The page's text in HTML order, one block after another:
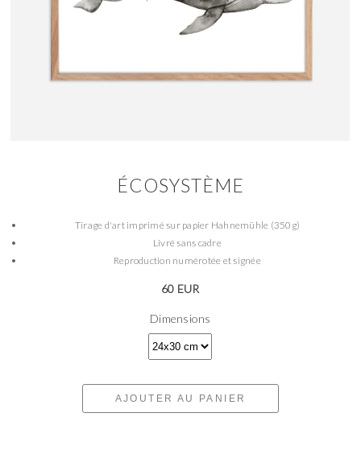
ÉCOSYSTÈME
Tirage d'art imprimé sur papier Hahnemühle (350g)
Livré sans cadre
Reproduction numérotée et signée
60 EUR
Dimensions
AJOUTER AU PANIER